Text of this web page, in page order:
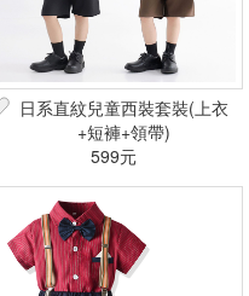
日系直紋兒童西裝套裝(上衣
+短褲+領帶)
599元